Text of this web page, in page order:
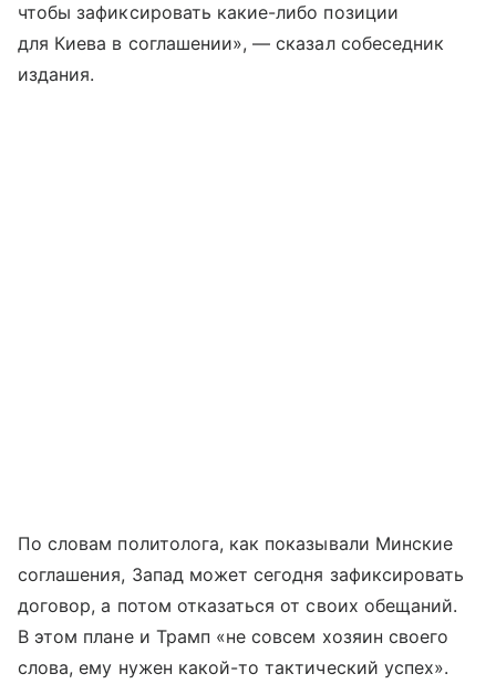
чтобы зафиксировать какие-либо позиции
для Киева в соглашении», — сказал собеседник
издания.
По словам политолога, как показывали Минские
соглашения, Запад может сегодня зафиксировать
договор, а потом отказаться от своих обещаний.
В этом плане и Трамп «не совсем хозяин своего
слова, ему нужен какой-то тактический успех».